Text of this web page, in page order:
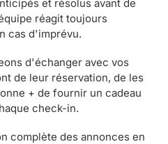
et résolus avant de
réagit toujours
cas d'imprévu.
d'échanger avec vos
de leur réservation, de les
+ de fournir un cadeau
check-in.
complète des annonces en